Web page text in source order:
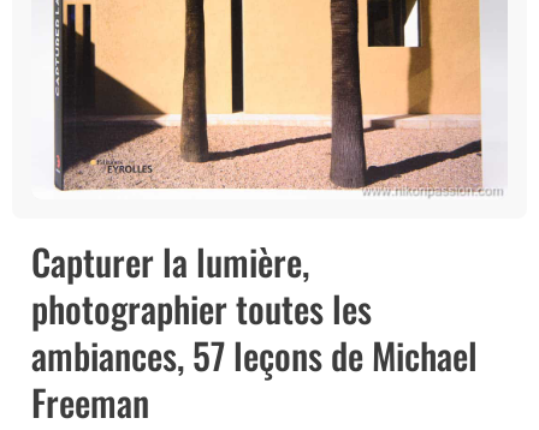
Capturer la lumière,
photographier toutes les
ambiances, 57 leçons de Michael
Freeman